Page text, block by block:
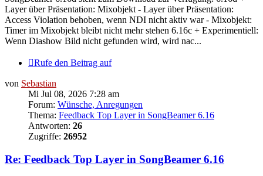
Layer über Präsentation: Mixobjekt - Layer über Präsentation:
Access Violation behoben, wenn NDI nicht aktiv war - Mixobjekt:
Timer im Mixobjekt bleibt nicht mehr stehen 6.16c + Experimentiell:
Wenn Diashow Bild nicht gefunden wird, wird nac...
Rufe den Beitrag auf
von Sebastian
Mi Jul 08, 2026 7:28 am
Forum: Wünsche, Anregungen
Thema: Feedback Top Layer in SongBeamer 6.16
Antworten: 26
Zugriffe: 26952
Re: Feedback Top Layer in SongBeamer 6.16